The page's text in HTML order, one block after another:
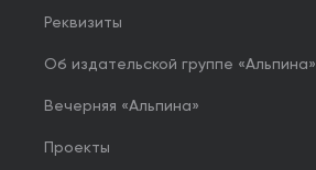
Реквизиты
Об издательской группе «Альпина»
Вечерняя «Альпина»
Проекты